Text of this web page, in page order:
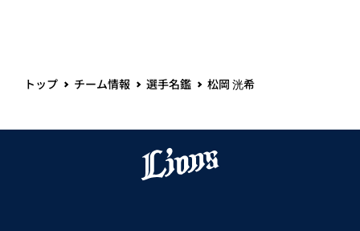
トップ チーム情報 選手名鑑 松岡 洸希